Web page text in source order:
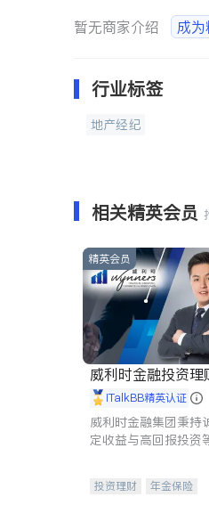
暂无商家介绍 成
行业标签
地产经纪
相关精英会员
精英会员
威利时金融投资理
iTalkBB精英认证
威利时金融集团秉持
定收益与高回报投资
元化组合，助力客户
投资理财
年金保险